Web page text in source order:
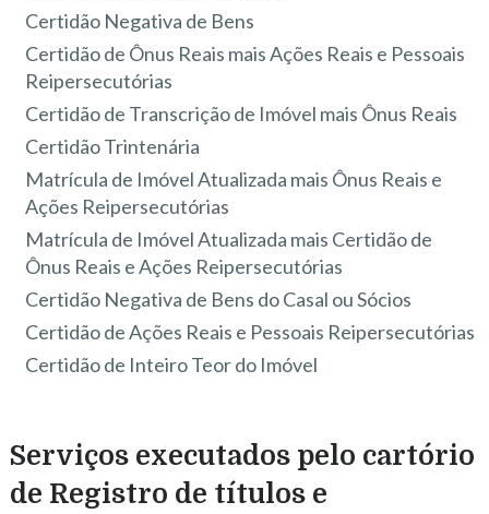
Certidão Negativa de Bens
Certidão de Ônus Reais mais Ações Reais e Pessoais
Reipersecutórias
Certidão de Transcrição de Imóvel mais Ônus Reais
Certidão Trintenária
Matrícula de Imóvel Atualizada mais Ônus Reais e
Ações Reipersecutórias
Matrícula de Imóvel Atualizada mais Certidão de
Ônus Reais e Ações Reipersecutórias
Certidão Negativa de Bens do Casal ou Sócios
Certidão de Ações Reais e Pessoais Reipersecutórias
Certidão de Inteiro Teor do Imóvel
Serviços executados pelo cartório
de Registro de títulos e